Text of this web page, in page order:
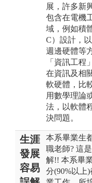
展，許多新
包含在電機
域，例如積
C）設計，
週邊硬體等
「資訊工程
在資訊及相
軟硬體，比
用數學理論
法，以軟體
決問題。
生涯
發展
容易
本系畢業生
職老師? 這
解!! 本系畢
分(90%以上